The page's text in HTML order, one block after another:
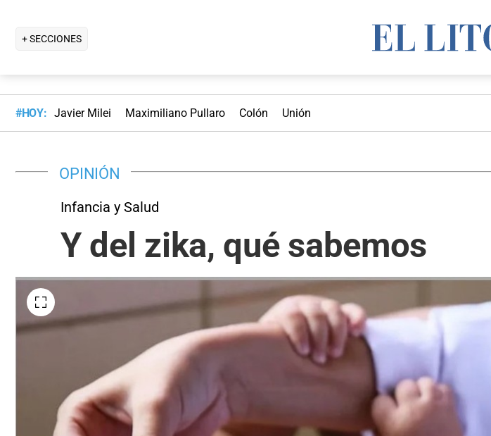
+ SECCIONES
#HOY: Javier Milei Maximiliano Pullaro Colón Unión
OPINIÓN
Infancia y Salud
Y del zika, qué sabemos